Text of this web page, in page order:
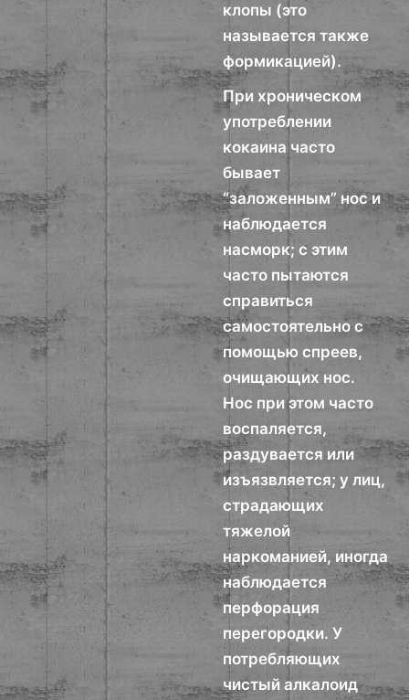
клопы (это
называется также
формикацией).
При хроническом
употреблении
кокаина часто
бывает
“заложенным” нос и
наблюдается
насморк; с этим
часто пытаются
справиться
самостоятельно с
помощью спреев,
очищающих нос.
Нос при этом часто
воспаляется,
раздувается или
изъязвляется; у лиц,
страдающих
тяжелой
наркоманией, иногда
наблюдается
перфорация
перегородки. У
потребляющих
чистый алкалоид